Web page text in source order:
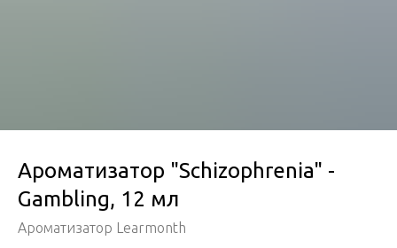
Ароматизатор "Schizophrenia" -
Gambling, 12 мл
Ароматизатор Learmonth